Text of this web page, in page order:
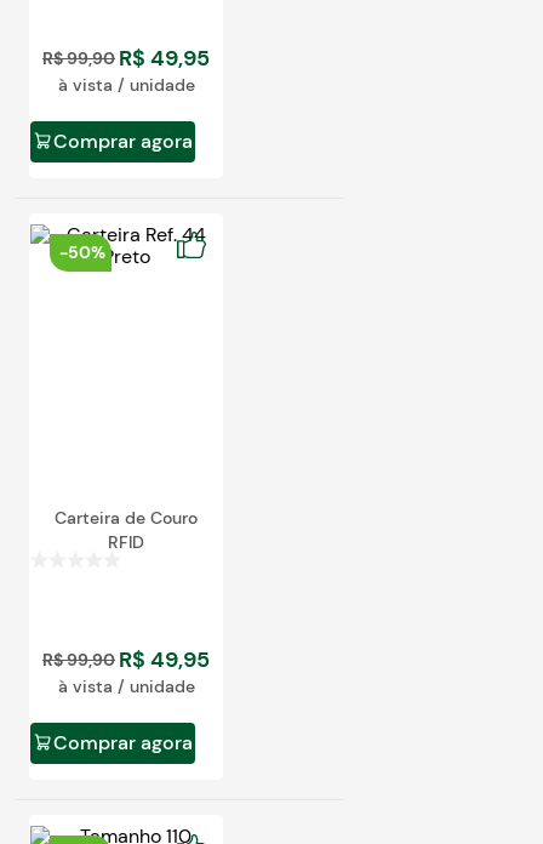
R$99,90 R$ 49,95
à vista / unidade
Comprar agora
-50%
Carteira de Couro
RFID
R$99,90 R$ 49,95
à vista / unidade
Comprar agora